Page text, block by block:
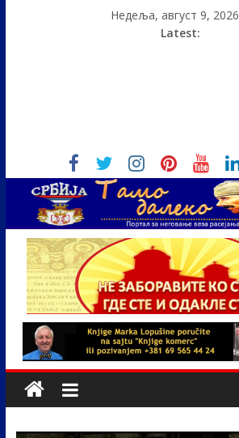
Недеља, август 9, 2026
Latest: